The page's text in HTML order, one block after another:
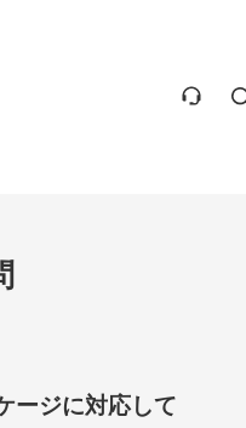
ージに対応して